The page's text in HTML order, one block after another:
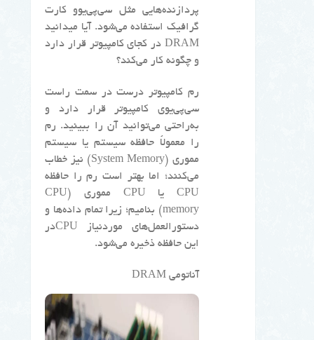
پردازنده‌هایی مثل سی‌پی‌یوو کارت
گرافیک استفاده می‌شود. آیا میدانید
DRAM در کجای کامپیوتر قرار دارد
و چگونه کار می‌کند؟
رم کامپیوتر درست در سمت راست
سی‌پی‌یوی کامپیوتر قرار دارد و
به‌راحتی می‌توانید آن را ببینید. رم
را معمولاً حافظه سیستم یا سیستم
مموری (System Memory) نیز خطاب
می‌کنند؛ اما بهتر است رم را حافظه
CPU یا CPU مموری (CPU
memory) بنامیم؛ زیرا تمام داده‌ها و
دستورالعمل‌های موردنیاز CPUدر
این حافظه ذخیره می‌شود.
آناتومی DRAM